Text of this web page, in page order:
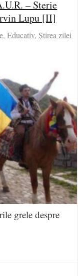
– Sterie
Lupu [II]
,Educativ,Știrea zilei
grele despre